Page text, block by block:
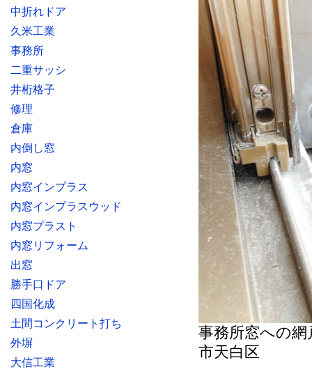
事務所窓への
市天白区
中折れドア
久米工業
事務所
二重サッシ
井桁格子
修理
倉庫
内倒し窓
内窓
内窓インプラス
内窓インプラスウッド
内窓プラスト
内窓リフォーム
出窓
勝手口ドア
四国化成
土間コンクリート打ち
外塀
大信工業